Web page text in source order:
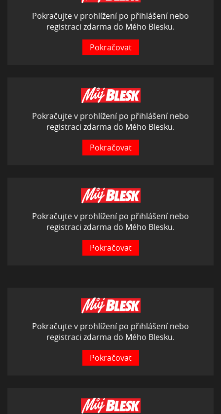
Pokračujte v prohlížení po přihlášení nebo
registraci zdarma do Mého Blesku.
Pokračovat
Pokračujte v prohlížení po přihlášení nebo
registraci zdarma do Mého Blesku.
Pokračovat
Pokračujte v prohlížení po přihlášení nebo
registraci zdarma do Mého Blesku.
Pokračovat
Pokračujte v prohlížení po přihlášení nebo
registraci zdarma do Mého Blesku.
Pokračovat